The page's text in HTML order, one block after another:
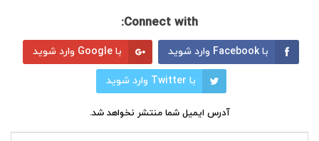
Connect with:
با Facebook وارد شوید با Google وارد شوید
با Twitter وارد شوید
آدرس ایمیل شما منتشر نخواهد شد.